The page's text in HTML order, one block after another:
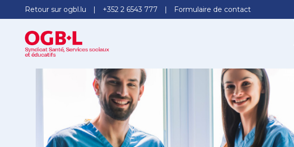
Retour sur ogbl.lu +352 2 6543 777 Formulaire de contact